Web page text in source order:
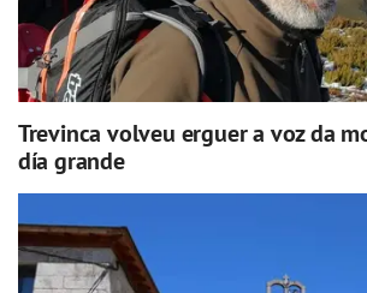
Trevinca volveu erguer a voz da
día grande